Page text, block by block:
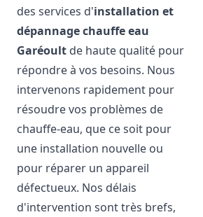
des services d'installation et
dépannage chauffe eau
Garéoult de haute qualité pour
répondre à vos besoins. Nous
intervenons rapidement pour
résoudre vos problèmes de
chauffe-eau, que ce soit pour
une installation nouvelle ou
pour réparer un appareil
défectueux. Nos délais
d'intervention sont très brefs,